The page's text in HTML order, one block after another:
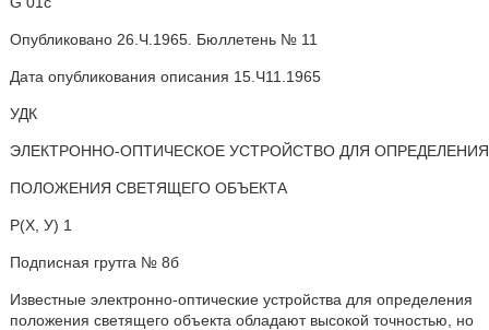
Опубликовано 26.Ч.1965. Бюллетень № 11
Дата опубликования описания 15.Ч11.1965
УДК
ЭЛЕКТРОННО-ОПТИЧЕСКОЕ УСТРОЙСТВО ДЛЯ ОПРЕДЕЛЕНИЯ
ПОЛОЖЕНИЯ СВЕТЯЩЕГО ОБЪЕКТА
Р(Х, У) 1
Подписная грутга № 8б
Известные электронно-оптические устройства для определения
положения светящего объекта обладают высокой точностью, но